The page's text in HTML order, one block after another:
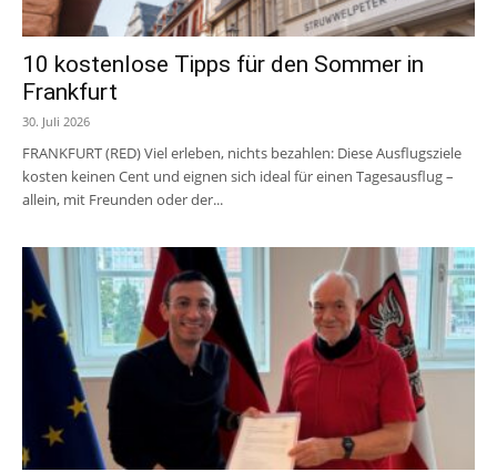
10 kostenlose Tipps für den Sommer in
Frankfurt
30. Juli 2026
FRANKFURT (RED) Viel erleben, nichts bezahlen: Diese Ausflugsziele
kosten keinen Cent und eignen sich ideal für einen Tagesausflug –
allein, mit Freunden oder der...